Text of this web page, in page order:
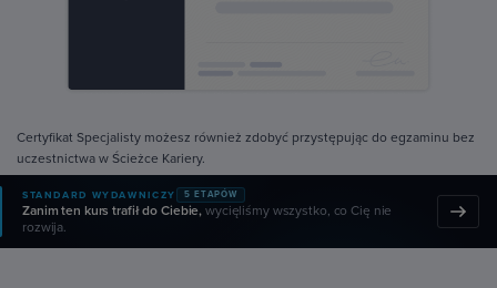
Certyfikat Specjalisty możesz również zdobyć przystępując do egzaminu bez
uczestnictwa w Ścieżce Kariery.
STANDARD WYDAWNICZY 5 ETAPÓW
Zanim ten kurs trafił do Ciebie,wycięliśmy wszystko, co Cię nie
rozwija.